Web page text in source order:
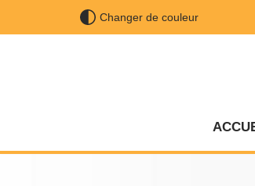
Changer de couleur